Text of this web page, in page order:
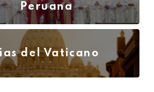
Peruana
del Vaticano